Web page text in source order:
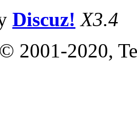
Discuz! X3.4
2001-2020,